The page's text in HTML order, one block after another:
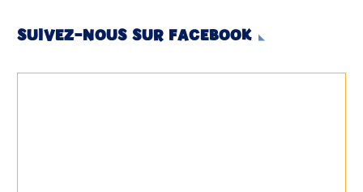
SUIVEZ-NOUS SUR FACEBOOK